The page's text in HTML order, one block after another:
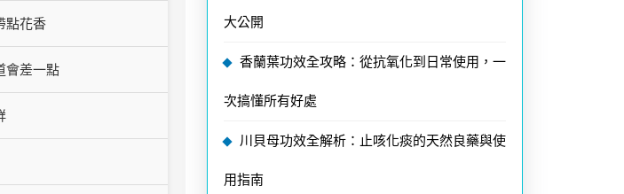
點花香
會差一點
大公開
香蘭葉功效全攻略：從抗氧化到日常使用，一
次搞懂所有好處
川貝母功效全解析：止咳化痰的天然良藥與使
用指南